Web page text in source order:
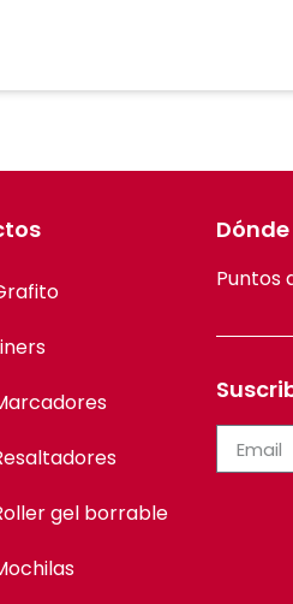
gel borrable
Puntos